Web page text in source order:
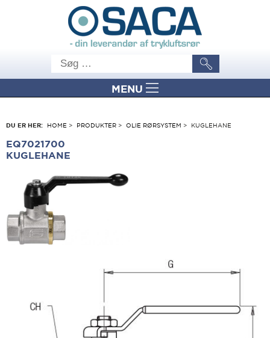
MENU
DU ER HER: HOME > PRODUKTER > OLIE RØRSYSTEM > KUGLEHANE
EQ7021700
KUGLEHANE